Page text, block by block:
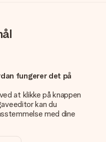
fungerer det på
at klikke på knappen
kan du
med dine